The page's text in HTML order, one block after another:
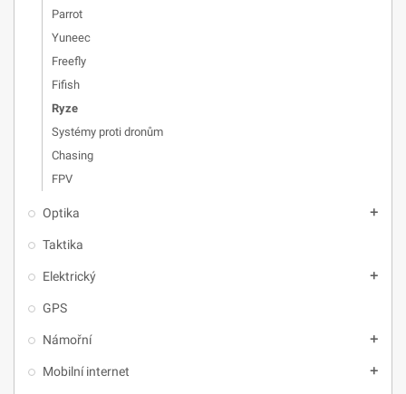
Parrot
Yuneec
Freefly
Fifish
Ryze
Systémy proti dronům
Chasing
FPV
Optika add
Taktika
Elektrický add
GPS
Námořní add
Mobilní internet add